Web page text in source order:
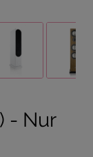
- Nur